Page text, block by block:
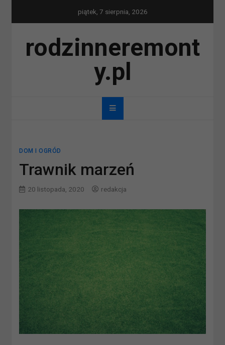
piątek, 7 sierpnia, 2026
rodzinneremont
y.pl
DOM I OGRÓD
Trawnik marzeń
20 listopada, 2020 redakcja